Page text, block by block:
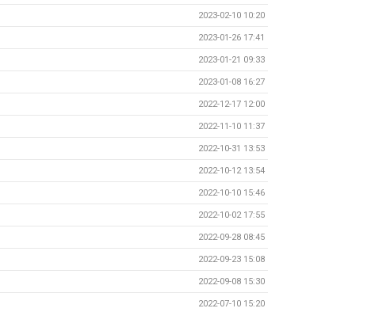
2023-02-10 10:20
2023-01-26 17:41
2023-01-21 09:33
2023-01-08 16:27
2022-12-17 12:00
2022-11-10 11:37
2022-10-31 13:53
2022-10-12 13:54
2022-10-10 15:46
2022-10-02 17:55
2022-09-28 08:45
2022-09-23 15:08
2022-09-08 15:30
2022-07-10 15:20